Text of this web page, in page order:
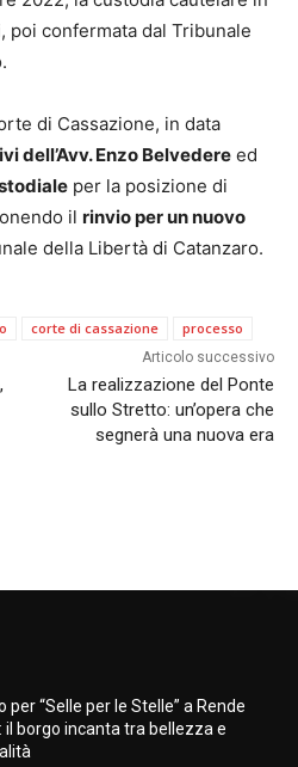
poi confermata dal Tribunale
di Cassazione, in data
dell’Avv. Enzo Belvedere ed
per la posizione di
il rinvio per un nuovo
della Libertà di Catanzaro.
corte di cassazione processo
Articolo successivo
La realizzazione del Ponte
sullo Stretto: un’opera che
segnerà una nuova era
per “Selle per le Stelle” a Rende
il borgo incanta tra bellezza e